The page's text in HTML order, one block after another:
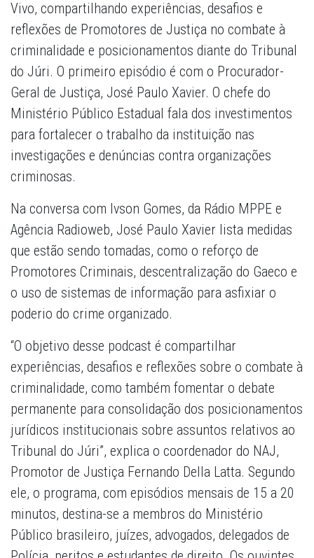
Vivo, compartilhando experiências, desafios e
reflexões de Promotores de Justiça no combate à
criminalidade e posicionamentos diante do Tribunal
do Júri. O primeiro episódio é com o Procurador-
Geral de Justiça, José Paulo Xavier. O chefe do
Ministério Público Estadual fala dos investimentos
para fortalecer o trabalho da instituição nas
investigações e denúncias contra organizações
criminosas.
Na conversa com Ivson Gomes, da Rádio MPPE e
Agência Radioweb, José Paulo Xavier lista medidas
que estão sendo tomadas, como o reforço de
Promotores Criminais, descentralização do Gaeco e
o uso de sistemas de informação para asfixiar o
poderio do crime organizado.
“O objetivo desse podcast é compartilhar
experiências, desafios e reflexões sobre o combate à
criminalidade, como também fomentar o debate
permanente para consolidação dos posicionamentos
jurídicos institucionais sobre assuntos relativos ao
Tribunal do Júri”, explica o coordenador do NAJ,
Promotor de Justiça Fernando Della Latta. Segundo
ele, o programa, com episódios mensais de 15 a 20
minutos, destina-se a membros do Ministério
Público brasileiro, juízes, advogados, delegados de